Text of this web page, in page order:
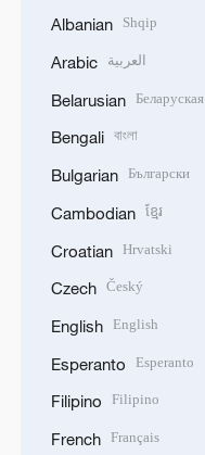
Albanian Shqip
Arabic العربية
Belarusian Беларуская
Bengali বাংলা
Bulgarian Български
Cambodian ខ្មែរ
Croatian Hrvatski
Czech Český
English English
Esperanto Esperanto
Filipino Filipino
French Français